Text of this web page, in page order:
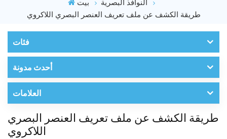
بيت
النوافذ البصرية
طريقة الكشف عن ملف تعريف العنصر البصري اللاكروي
فئات
أحدث مدونة
العلامات
طريقة الكشف عن ملف تعريف العنصر البصري
اللاكروي